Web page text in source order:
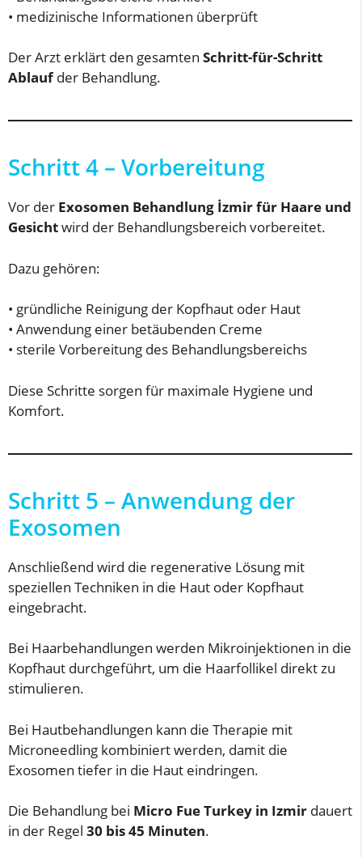
• medizinische Informationen überprüft
Der Arzt erklärt den gesamten Schritt-für-Schritt
Ablaufder Behandlung.
Schritt 4 – Vorbereitung
Vor der Exosomen Behandlung İzmir für Haare und
Gesichtwird der Behandlungsbereich vorbereitet.
Dazu gehören:
• gründliche Reinigung der Kopfhaut oder Haut
• Anwendung einer betäubenden Creme
• sterile Vorbereitung des Behandlungsbereichs
Diese Schritte sorgen für maximale Hygiene und
Komfort.
Schritt 5 – Anwendung der
Exosomen
Anschließend wird die regenerative Lösung mit
speziellen Techniken in die Haut oder Kopfhaut
eingebracht.
Bei Haarbehandlungen werden Mikroinjektionen in die
Kopfhaut durchgeführt, um die Haarfollikel direkt zu
stimulieren.
Bei Hautbehandlungen kann die Therapie mit
Microneedling kombiniert werden, damit die
Exosomen tiefer in die Haut eindringen.
Die Behandlung bei Micro Fue Turkey in Izmir dauert
in der Regel 30 bis 45 Minuten.